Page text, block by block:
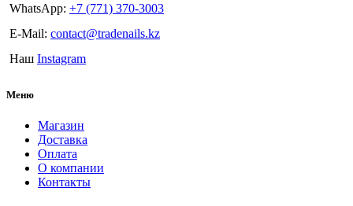
WhatsApp: +7 (771) 370-3003
E-Mail: contact@tradenails.kz
Наш Instagram
Меню
Магазин
Доставка
Оплата
О компании
Контакты